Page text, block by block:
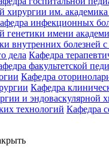
хирургии им.
инфекционных
генетики имени
внутренних болезней
дела Кафедра
факультетской
Кафедра
Кафедра
и эндоваскулярной
технологий Кафедра